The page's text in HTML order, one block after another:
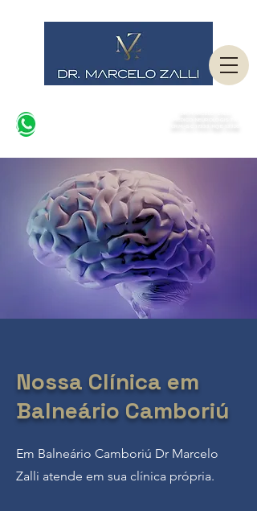
Balneário Camboriú e Itajaí/SC.
Nossa Clínica em
Balneário Camboriú
Em Balneário Camboriú Dr Marcelo
Zalli atende em sua clínica própria.